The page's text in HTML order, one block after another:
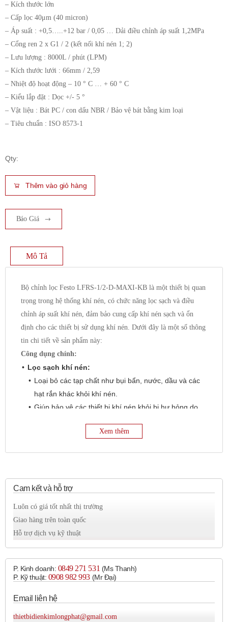
– Kích thước lớn
– Cấp lọc 40μm (40 micron)
– Áp suất : +0,5…..+12 bar / 0,05 … Dải điều chỉnh áp suất 1,2MPa
– Cổng ren 2 x G1 / 2 (kết nối khí nén 1; 2)
– Lưu lượng : 8000L / phút (LPM)
– Kích thước lưới : 66mm / 2,59
– Nhiệt độ hoạt động – 10 ° C … + 60 ° C
– Kiểu lắp đặt : Dọc +/- 5 °
– Vật liệu : Bát PC / con dấu NBR / Bảo vệ bát bằng kim loại
– Tiêu chuẩn : ISO 8573-1
Qty:
Thêm vào giỏ hàng
Báo Giá
Mô Tả
Bộ chỉnh lọc Festo LFRS-1/2-D-MAXI-KB là một thiết bị quan
trọng trong hệ thống khí nén, có chức năng lọc sạch và điều
chỉnh áp suất khí nén, đảm bảo cung cấp khí nén sạch và ổn
định cho các thiết bị sử dụng khí nén. Dưới đây là một số thông
tin chi tiết về sản phẩm này:
Công dụng chính:
Lọc sạch khí nén:
Loại bỏ các tạp chất như bụi bẩn, nước, dầu và các
hạt rắn khác khỏi khí nén.
Giúp bảo vệ các thiết bị khí nén khỏi bị hư hỏng do
Điều chỉnh áp suất khí nén:
hoạt động chính xác.
Đặc điểm nổi bật:
Thiết kế module:
Dễ dàng lắp đặt và bảo trì.
Có thể kết hợp với các module khác để tạo thành một
hệ thống xử lý khí nén hoàn chỉnh.
Hiệu suất lọc cao:
dụng khắt khe.
Độ chính xác điều chỉnh áp suất cao:
Xem thêm
Cam kết và hỗ trợ
Luôn có giá tốt nhất thị trường
Giao hàng trên toàn quốc
Hỗ trợ dịch vụ kỹ thuật
P. Kinh doanh: 0849 271 531 (Ms Thanh)
P. Kỹ thuật: 0908 982 993​ (Mr Đại)
Email liên hệ
thietbidienkimlongphat@gmail.com